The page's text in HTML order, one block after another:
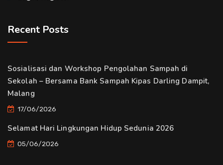
Recent Posts
Sosialisasi dan Workshop Pengolahan Sampah di
Sekolah – Bersama Bank Sampah Kipas Darling Dampit,
Malang
17/06/2026
Selamat Hari Lingkungan Hidup Sedunia 2026
05/06/2026